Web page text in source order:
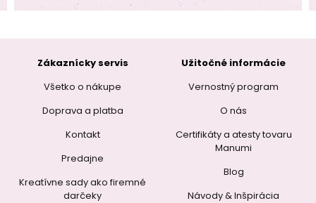
Zákaznícky servis
Všetko o nákupe
Doprava a platba
Kontakt
Predajne
Kreatívne sady ako firemné
darčeky
Užitočné informácie
Vernostný program
O nás
Certifikáty a atesty tovaru
Manumi
Blog
Návody & Inšpirácia